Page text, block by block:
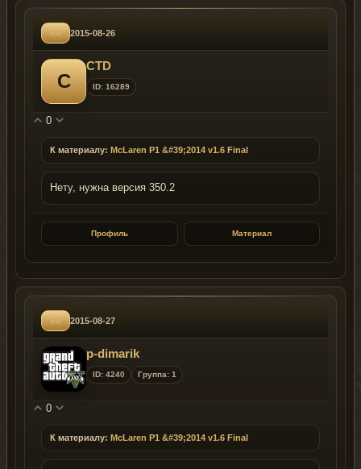
#4 2015-08-26
C
CTD
ID: 16289
0
К материалу: McLaren P1 &#39;2014 v1.6 Final
Нету, нужна версия 350.2
Профиль Материал
#6 2015-08-27
p-dimarik
ID: 4240 Группа: 1
0
К материалу: McLaren P1 &#39;2014 v1.6 Final